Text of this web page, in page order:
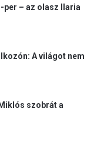
per – az olasz Ilaria
A világot nem
szobrát a